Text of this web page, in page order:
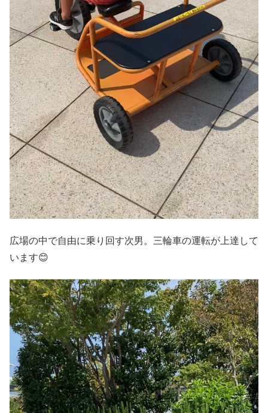
広場の中で自由に乗り回す次男。三輪車の運転が上達して
います😊